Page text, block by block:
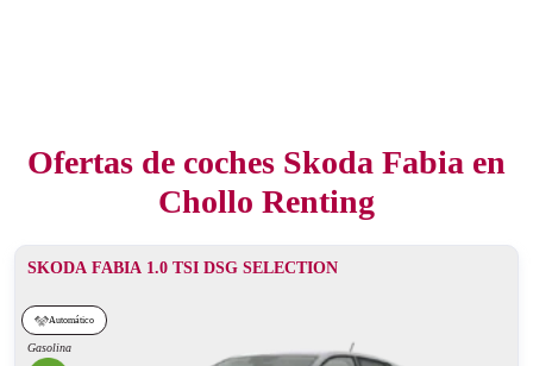
Ofertas de coches Skoda Fabia en
Chollo Renting
SKODA FABIA 1.0 TSI DSG SELECTION
Automático
Gasolina